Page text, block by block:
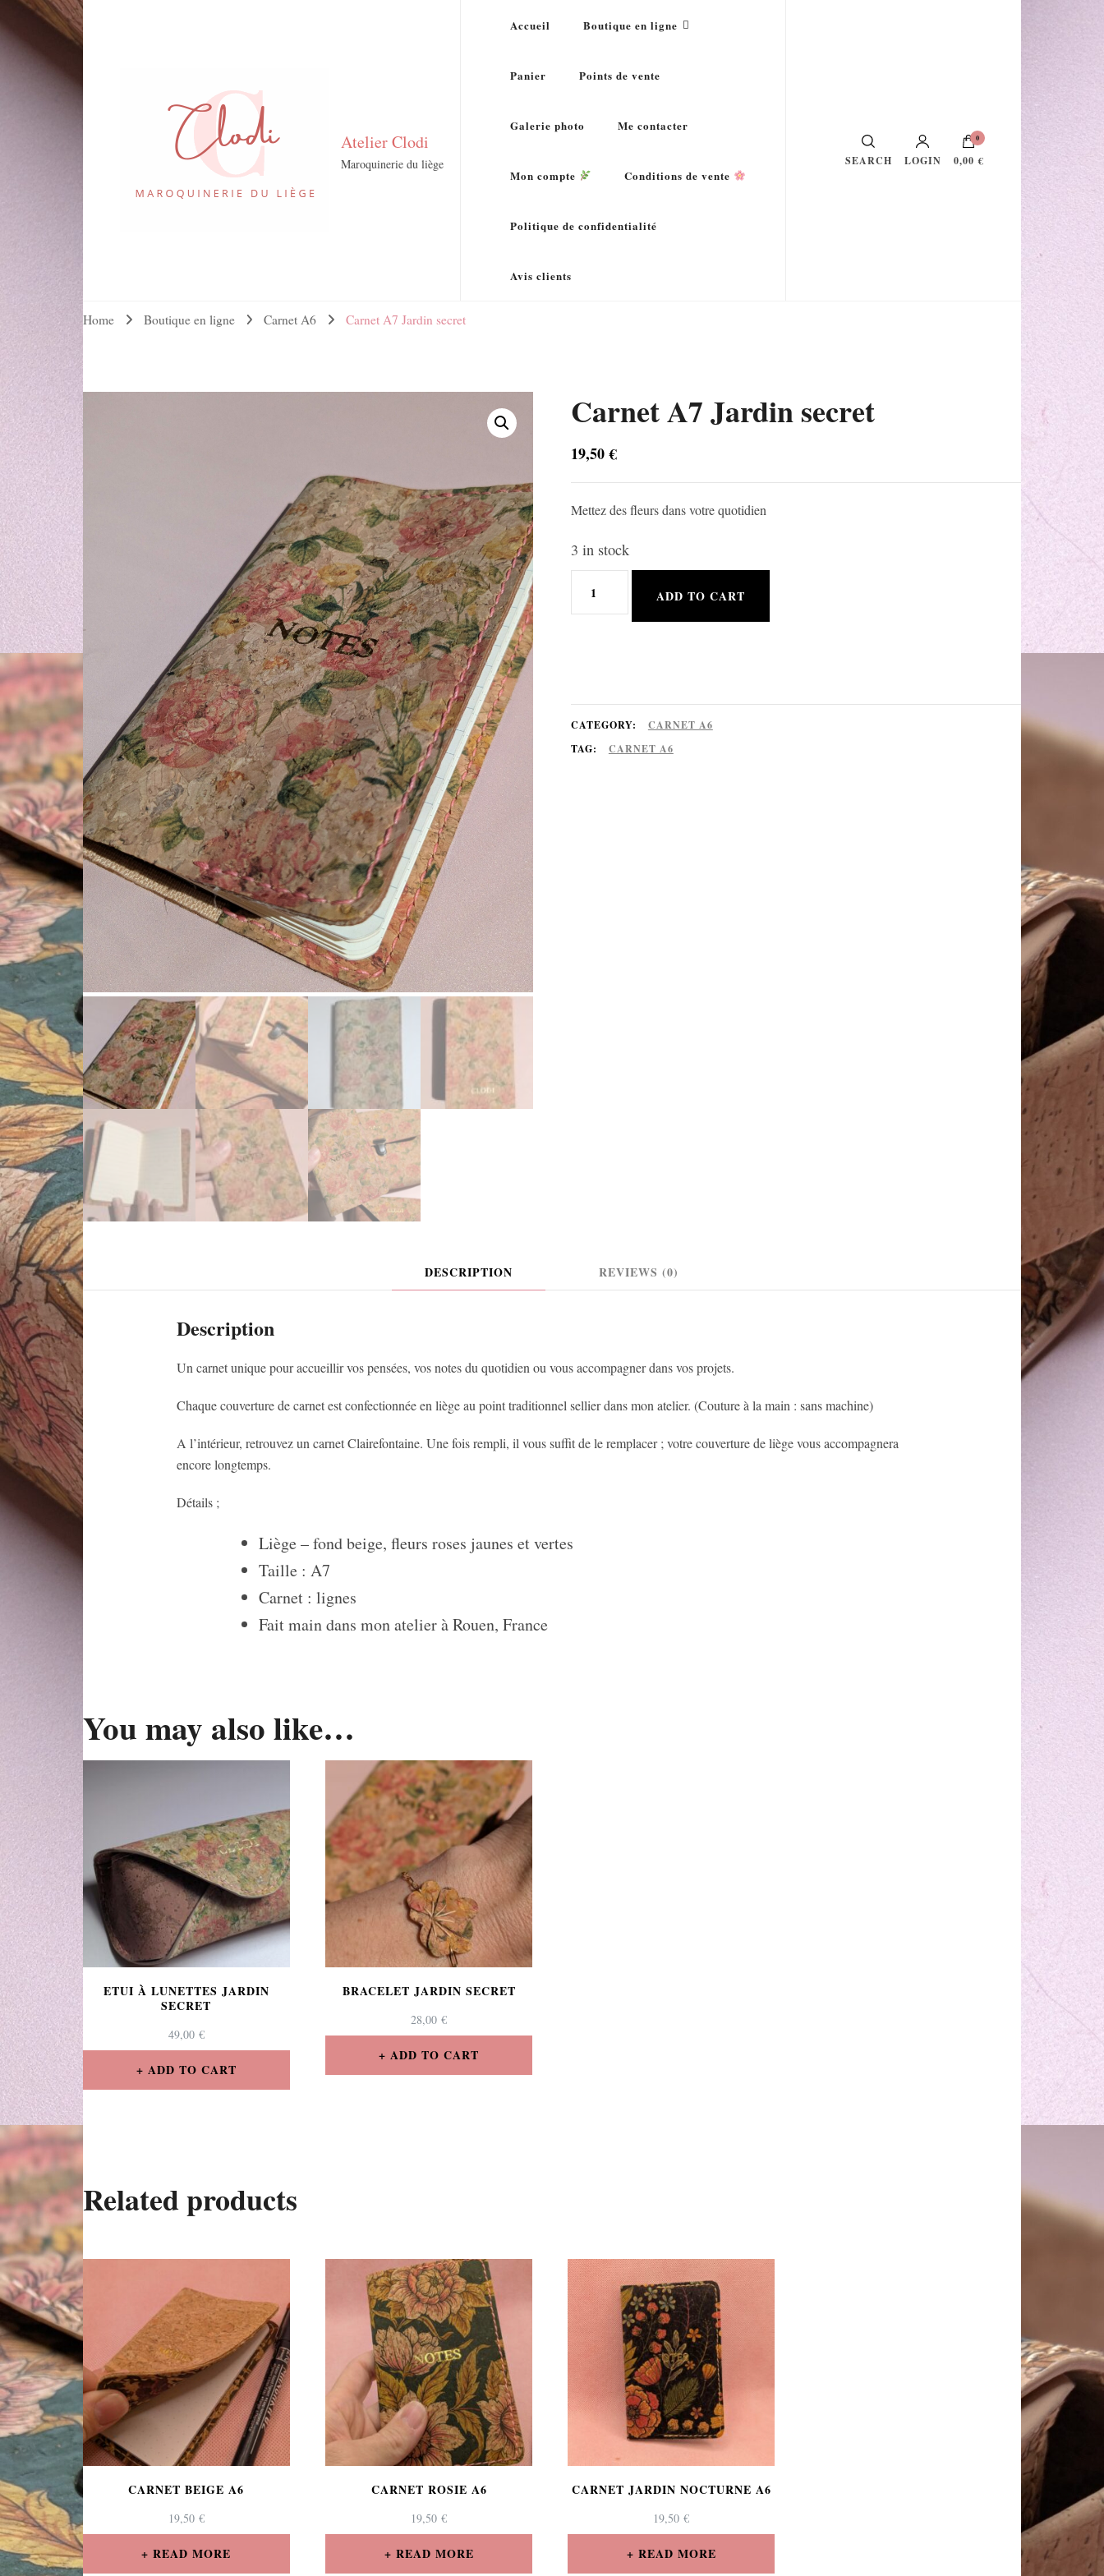
Atelier Clodi
Maroquinerie du liège
Accueil Boutique en ligne
Panier Points de vente
Galerie photo Me contacter
Mon compte Conditions de vente
Politique de confidentialité
Avis clients
SEARCH LOGIN
0
0,00 €
Home Boutique en ligne Carnet A6 Carnet A7 Jardin secret
Carnet A7 Jardin secret
19,50€
Mettez des fleurs dans votre quotidien
3 in stock
A7
ADD TO CART
CATEGORY:
CARNET A6
TAG:
CARNET A6
DESCRIPTION REVIEWS (0)
Description
Un carnet unique pour accueillir vos pensées, vos notes du quotidien ou vous accompagner dans vos projets.
Chaque couverture de carnet est confectionnée en liège au point traditionnel sellier dans mon atelier. (Couture à la main : sans machine)
A l’intérieur, retrouvez un carnet Clairefontaine. Une fois rempli, il vous suffit de le remplacer ; votre couverture de liège vous accompagnera
encore longtemps.
Détails ;
Liège – fond beige, fleurs roses jaunes et vertes
Taille : A7
Carnet : lignes
Fait main dans mon atelier à Rouen, France
You may also like…
ETUI À LUNETTES JARDIN
SECRET
49,00 €
ADD TO CART
BRACELET JARDIN SECRET
28,00€
ADD TO CART
Related products
CARNET BEIGE A6
19,50 €
READ MORE
CARNET ROSIE A6
19,50€
READ MORE
CARNET JARDIN NOCTURNE A6
19,50€
READ MORE